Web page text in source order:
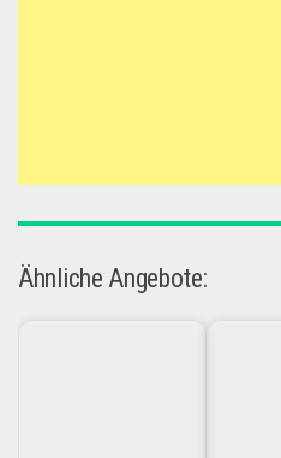
Ähnliche Angebote: